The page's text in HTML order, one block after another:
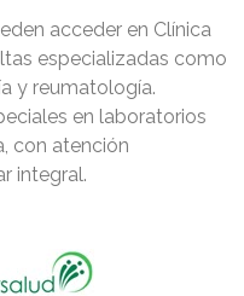
acceder en Clínica
especializadas como
y reumatología.
en laboratorios
con atención
integral.